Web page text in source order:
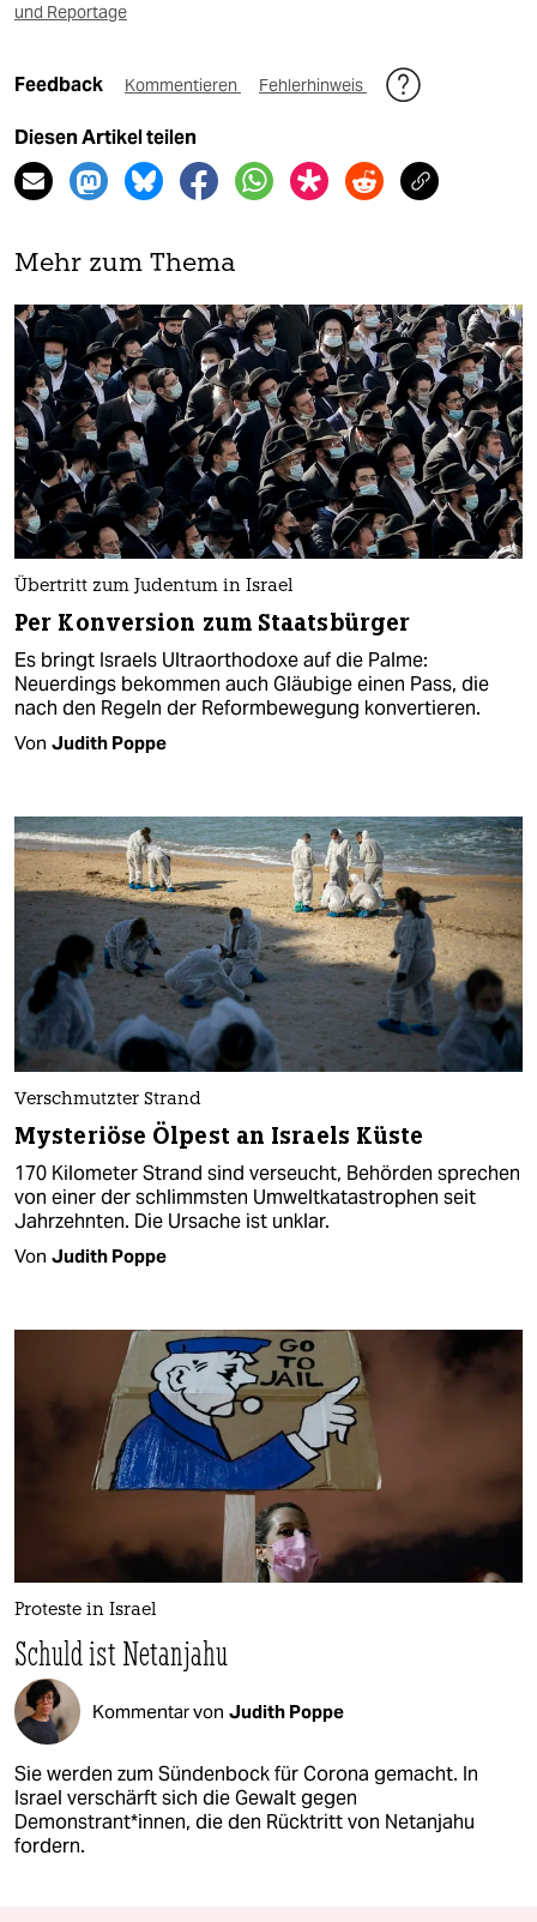
und Reportage
Feedback Kommentieren Fehlerhinweis
Diesen Artikel teilen
Mehr zum Thema
Übertritt zum Judentum in Israel
Per Konversion zum Staatsbürger
Es bringt Israels Ultraorthodoxe auf die Palme:
Neuerdings bekommen auch Gläubige einen Pass, die
nach den Regeln der Reformbewegung konvertieren.
Von Judith Poppe
Verschmutzter Strand
Mysteriöse Ölpest an Israels Küste
170 Kilometer Strand sind verseucht, Behörden sprechen
von einer der schlimmsten Umweltkatastrophen seit
Jahrzehnten. Die Ursache ist unklar.
Von Judith Poppe
Proteste in Israel
Schuld ist Netanjahu
Kommentar von Judith Poppe
Sie werden zum Sündenbock für Corona gemacht. In
Israel verschärft sich die Gewalt gegen
Demonstrant*innen, die den Rücktritt von Netanjahu
fordern.